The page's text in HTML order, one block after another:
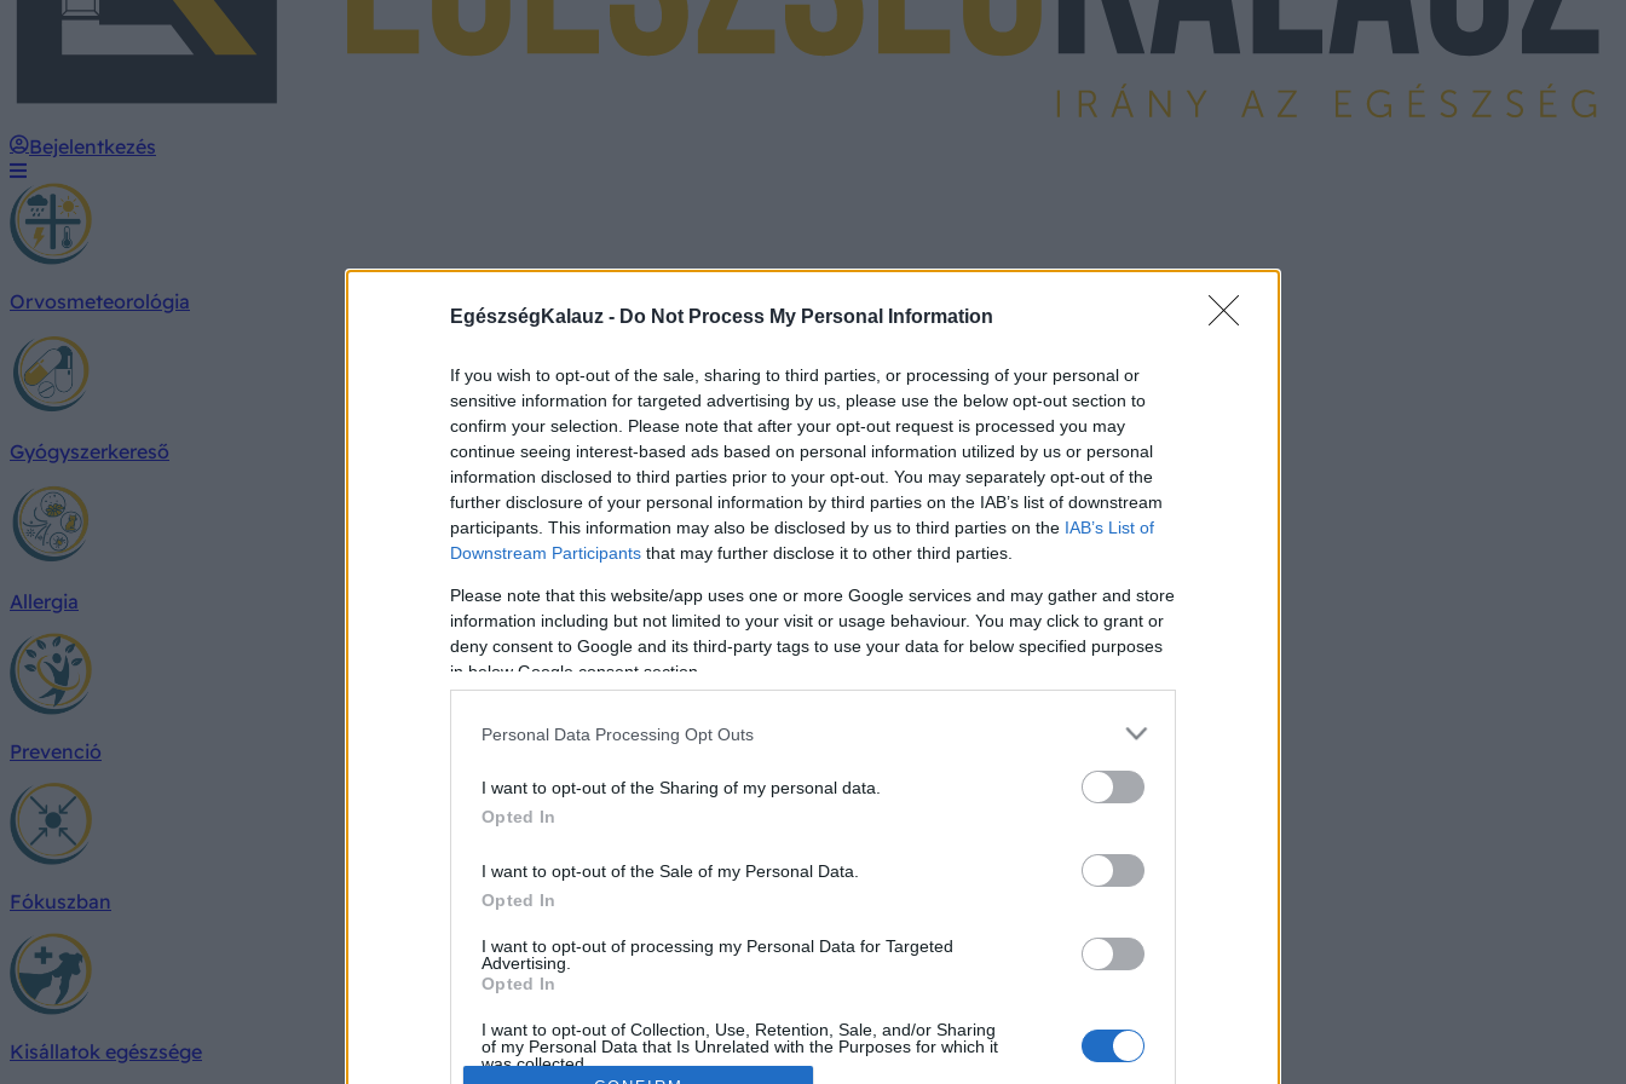
EgészségKalauz - Do Not Process My Personal Information
If you wish to opt-out of the sale, sharing to third parties, or processing of your personal or
sensitive information for targeted advertising by us, please use the below opt-out section to
confirm your selection. Please note that after your opt-out request is processed you may
continue seeing interest-based ads based on personal information utilized by us or personal
information disclosed to third parties prior to your opt-out. You may separately opt-out of the
further disclosure of your personal information by third parties on the IAB’s list of downstream
participants. This information may also be disclosed by us to third parties on the IAB’s List of
Downstream Participants that may further disclose it to other third parties.
Please note that this website/app uses one or more Google services and may gather and store
information including but not limited to your visit or usage behaviour. You may click to grant or
deny consent to Google and its third-party tags to use your data for below specified purposes
in below Google consent section.
Personal Data Processing Opt Outs
I want to opt-out of the Sharing of my personal data.
Opted In
I want to opt-out of the Sale of my Personal Data.
Opted In
I want to opt-out of processing my Personal Data for Targeted
Advertising.
Opted In
I want to opt-out of Collection, Use, Retention, Sale, and/or Sharing
of my Personal Data that Is Unrelated with the Purposes for which it
was collected.
Bejelentkezés
Orvosmeteorológia
Gyógyszerkereső
Allergia
Prevenció
Fókuszban
Kisállatok egészsége